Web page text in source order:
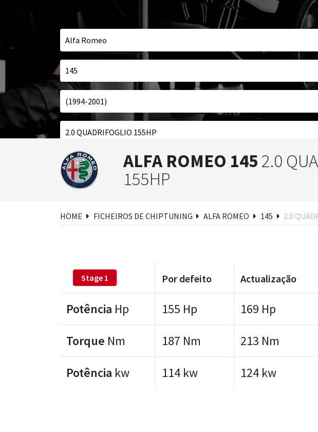
Pesquisa
ALFA ROMEO 145 2.0
155HP
HOME FICHEIROS DE CHIPTUNING ALFA ROMEO 145 2.0
Stage 1 Por defeito Actualização
Potência Hp 155 Hp 169 Hp
Torque Nm 187 Nm 213 Nm
Potência kw 114 kw 124 kw